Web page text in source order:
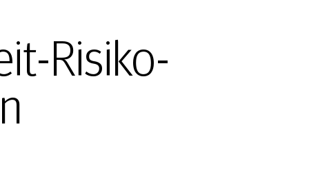
Risiko-